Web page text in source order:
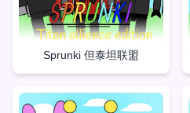
Sprunki 但泰坦联盟